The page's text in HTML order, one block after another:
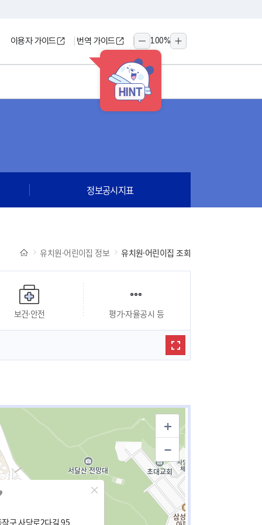
HINT
이용자 가이드 번역 가이드
축소
100%
확대
정보공시지표
유치원·어린이집 정보 유치원·어린이집 조회
보건·안전 평가·자율공시 등
구 사당로2다길 95